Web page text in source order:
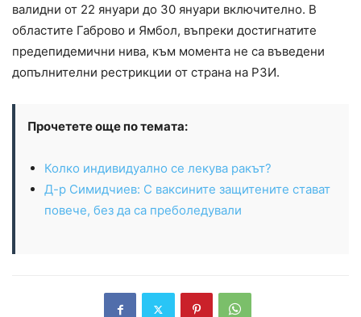
валидни от 22 януари до 30 януари включително. В
областите Габрово и Ямбол, въпреки достигнатите
предепидемични нива, към момента не са въведени
допълнителни рестрикции от страна на РЗИ.
Прочетете още по темата:
Колко индивидуално се лекува ракът?
Д-р Симидчиев: С ваксините защитените стават
повече, без да са преболедували